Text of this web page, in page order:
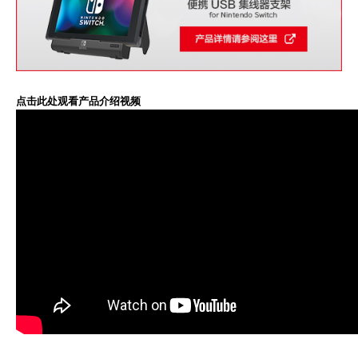
点击此处观看产品介绍视频